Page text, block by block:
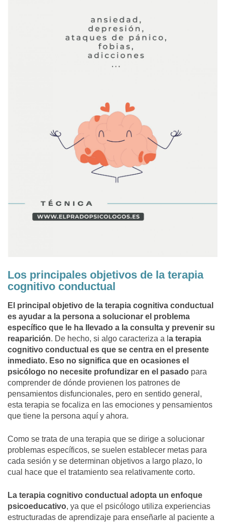
Los principales objetivos de la terapia
cognitivo conductual
El principal objetivo de la terapia cognitiva conductual
es ayudar a la persona a solucionar el problema
específico que le ha llevado a la consulta y prevenir su
reaparición. De hecho, si algo caracteriza a la terapia
cognitivo conductual es que se centra en el presente
inmediato. Eso no significa que en ocasiones el
psicólogo no necesite profundizar en el pasado para
comprender de dónde provienen los patrones de
pensamientos disfuncionales, pero en sentido general,
esta terapia se focaliza en las emociones y pensamientos
que tiene la persona aquí y ahora.
Como se trata de una terapia que se dirige a solucionar
problemas específicos, se suelen establecer metas para
cada sesión y se determinan objetivos a largo plazo, lo
cual hace que el tratamiento sea relativamente corto.
La terapia cognitivo conductual adopta un enfoque
psicoeducativo, ya que el psicólogo utiliza experiencias
estructuradas de aprendizaje para enseñarle al paciente a